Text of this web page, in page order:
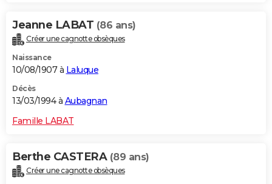
Jeanne LABAT (86 ans)
Créer une cagnotte obsèques
Naissance
10/08/1907 à Laluque
Décès
13/03/1994 à Aubagnan
Famille LABAT
Berthe CASTERA (89 ans)
Créer une cagnotte obsèques